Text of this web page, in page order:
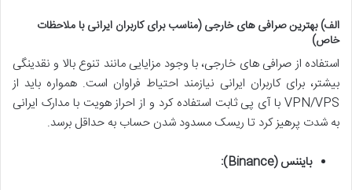
الف) بهترین صرافی های خارجی (مناسب برای کاربران ایرانی با ملاحظات
خاص)
استفاده از صرافی های خارجی، با وجود مزایایی مانند تنوع بالا و نقدینگی
بیشتر، برای کاربران ایرانی نیازمند احتیاط فراوان است. همواره باید از
VPN/VPS با آی پی ثابت استفاده کرد و از احراز هویت با مدارک ایرانی
به شدت پرهیز کرد تا ریسک مسدود شدن حساب به حداقل برسد.
بایننس (Binance):